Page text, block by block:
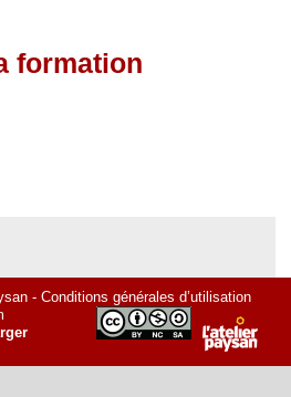
formation
- Conditions générales d’utilisation